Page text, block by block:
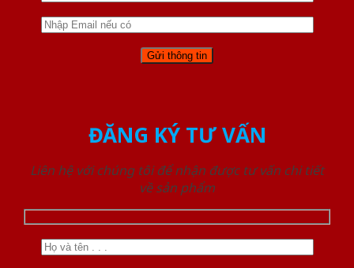
ĐĂNG KÝ TƯ VẤN
Liên hệ với chúng tôi để nhận được tư vấn chi tiết
về sản phẩm